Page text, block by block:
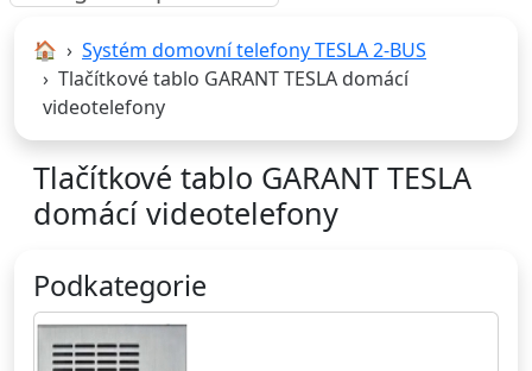
🏠︎
Systém domovní telefony TESLA 2-BUS
Tlačítkové tablo GARANT TESLA domácí
videotelefony
Tlačítkové tablo GARANT TESLA
domácí videotelefony
Podkategorie